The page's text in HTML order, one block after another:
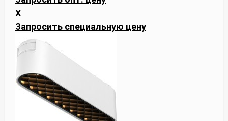
X
Запросить специальную цену